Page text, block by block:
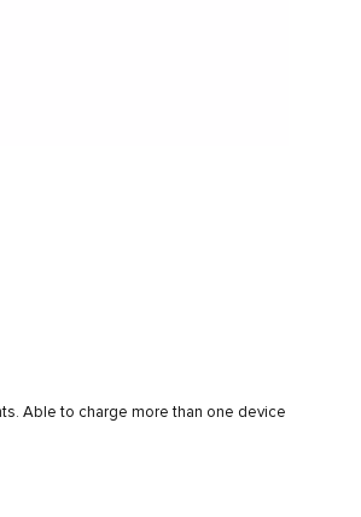
Able to charge more than one device